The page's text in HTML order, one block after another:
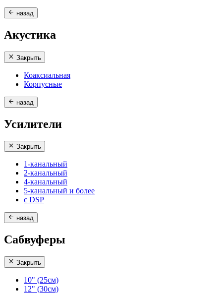
назад
Акустика
Закрыть
Коаксиальная
Корпусные
назад
Усилители
Закрыть
1-канальный
2-канальный
4-канальный
5-канальный и более
с DSP
назад
Сабвуферы
Закрыть
10" (25см)
12" (30см)